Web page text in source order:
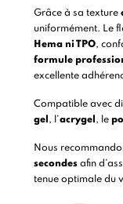
Grâce à sa texture
uniformément. Le
Hema ni TPO,
formule
excellente
Compatible avec
gel , l’acrygel , le
Nous
secondes afin
tenue optimale du